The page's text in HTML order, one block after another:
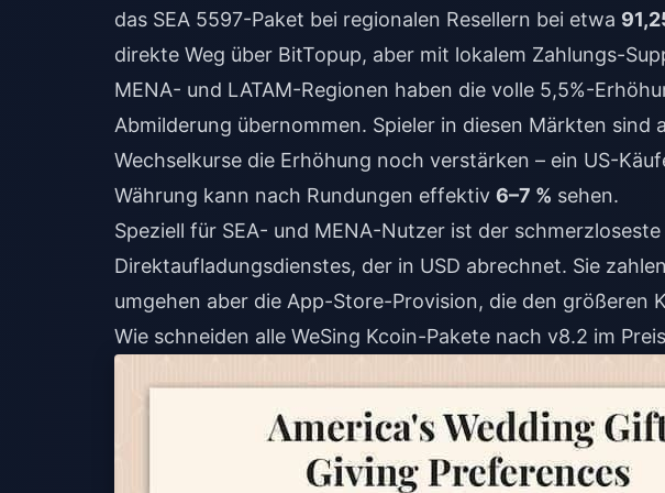
das SEA 5597-Paket bei regionalen Resellern bei etwa
direkte Weg über BitTopup, aber mit lokalem Zahlungs-
MENA- und LATAM-Regionen haben die volle 5,5%-
Abmilderung übernommen. Spieler in diesen Märkten
Wechselkurse die Erhöhung noch verstärken – ein US-
Währung kann nach Rundungen effektiv 6–7 % sehen.
Speziell für SEA- und MENA-Nutzer ist der
Direktaufladungsdienstes, der in USD abrechnet. Sie
umgehen aber die App-Store-Provision, die den größeren
Wie schneiden alle WeSing Kcoin-Pakete nach v8.2 im